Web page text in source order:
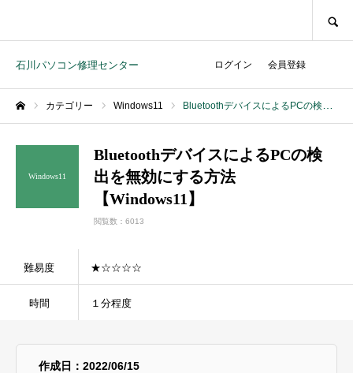
石川パソコン修理センター ログイン 会員登録
カテゴリー Windows11 BluetoothデバイスによるPCの検出を無効にする方法【Windows11】
Windows11
BluetoothデバイスによるPCの検
出を無効にする方法
【Windows11】
閲覧数：6013
難易度 ★☆☆☆☆
時間 １分程度
作成日：2022/06/15